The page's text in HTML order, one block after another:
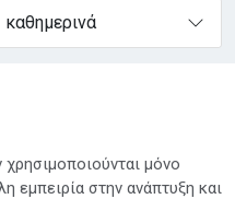
καθημερινά
χρησιμοποιούνται μόνο
εμπειρία στην ανάπτυξη και